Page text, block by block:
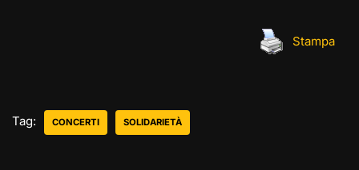
Stampa
Tag: CONCERTI SOLIDARIETÀ